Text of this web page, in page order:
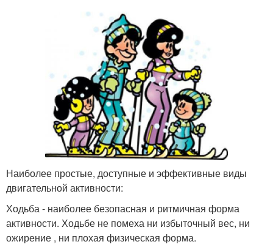
Наиболее простые, доступные и эффективные виды
двигательной активности:
Ходьба - наиболее безопасная и ритмичная форма
активности. Ходьбе не помеха ни избыточный вес, ни
ожирение , ни плохая физическая форма.